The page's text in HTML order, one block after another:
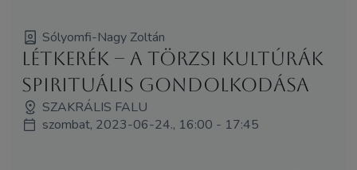
Sólyomfi-Nagy Zoltán
Létkerék – a törzsi kultúrák
spirituális gondolkodása
SZAKRÁLIS FALU
szombat, 2023-06-24., 16:00 - 17:45